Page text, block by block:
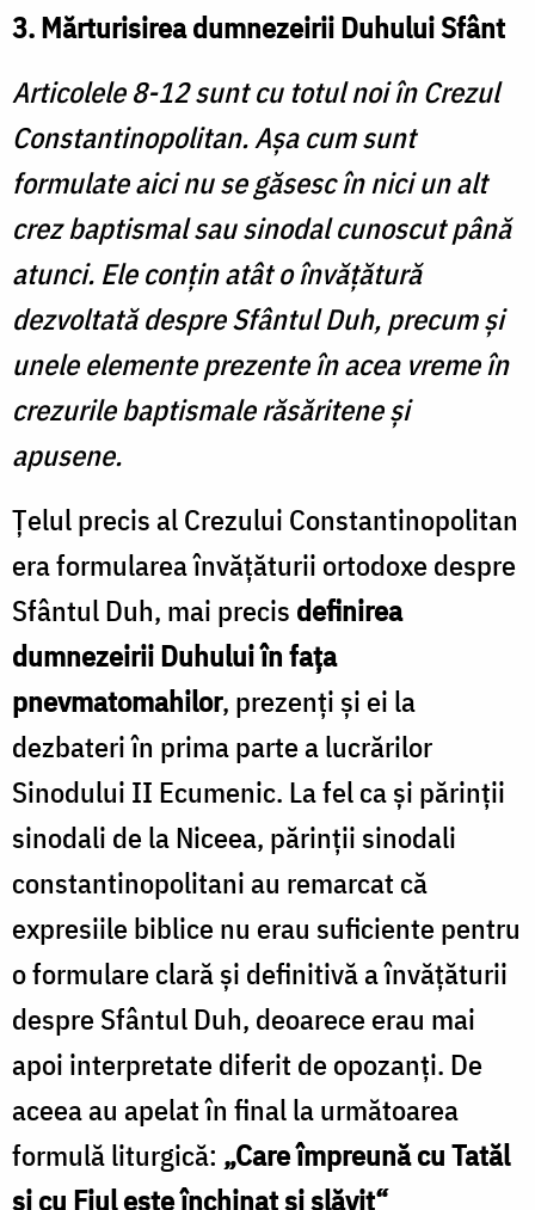
3. Mărturisirea dumnezeirii Duhului Sfânt
Articolele 8-12 sunt cu totul noi în Crezul
Constantinopolitan. Așa cum sunt
formulate aici nu se găsesc în nici un alt
crez baptismal sau sinodal cunoscut până
atunci. Ele conțin atât o învăță­tură
dezvoltată despre Sfântul Duh, precum și
unele elemente prezente în acea vreme în
crezurile baptismale răsăritene și
apusene.
Țelul precis al Crezului Constantinopolitan
era formularea învățăturii ortodoxe despre
Sfântul Duh, mai precis definirea
dumnezeirii Duhului în fața
pnevmatomahilor, prezenți și ei la
dezbateri în prima parte a lucrărilor
Sinodului II Ecumenic. La fel ca și părinţii
sinodali de la Niceea, părinţii sinodali
constantinopolitani au remarcat că
expresiile biblice nu erau suficiente pentru
o formulare clară și definitivă a învățăturii
despre Sfântul Duh, deoarece erau mai
apoi interpretate diferit de opozanți. De
aceea au apelat în final la următoarea
formulă liturgică: „Care împreună cu Tatăl
şi cu Fiul este închinat şi slăvit“